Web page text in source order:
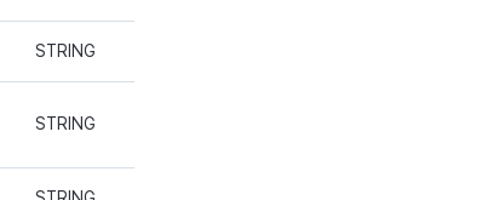
STRING
STRING